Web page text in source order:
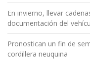
En invierno, llevar
documentación del
Pronostican un fin de
cordillera neuquina